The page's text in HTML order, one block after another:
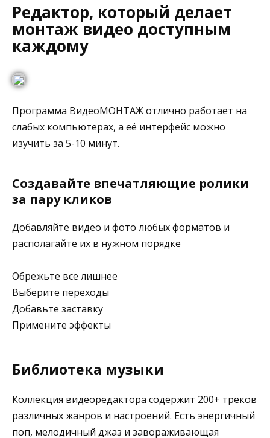
Редактор, который делает
монтаж видео доступным
каждому
Программа ВидеоМОНТАЖ отлично работает на
слабых компьютерах, а её интерфейс можно
изучить за 5-10 минут.
Создавайте впечатляющие ролики
за пару кликов
Добавляйте видео и фото любых форматов и
располагайте их в нужном порядке
Обрежьте все лишнее
Выберите переходы
Добавьте заставку
Примените эффекты
Библиотека музыки
Коллекция видеоредактора содержит 200+ треков
различных жанров и настроений. Есть энергичный
поп, мелодичный джаз и завораживающая